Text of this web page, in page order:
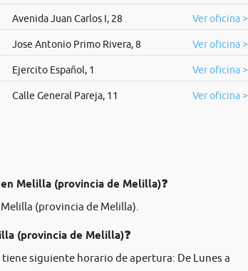
Avenida Juan Carlos I, 28 Ver oficina >
Jose Antonio Primo Rivera, 8 Ver oficina >
Ejercito Español, 1 Ver oficina >
Calle General Pareja, 11 Ver oficina >
Melilla (provincia de Melilla)❓
(provincia de Melilla).
(provincia de Melilla)❓
siguiente horario de apertura: De Lunes a